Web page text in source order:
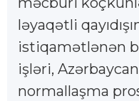
ləyaqətli
istiqamətlənən
işləri,
normallaşma